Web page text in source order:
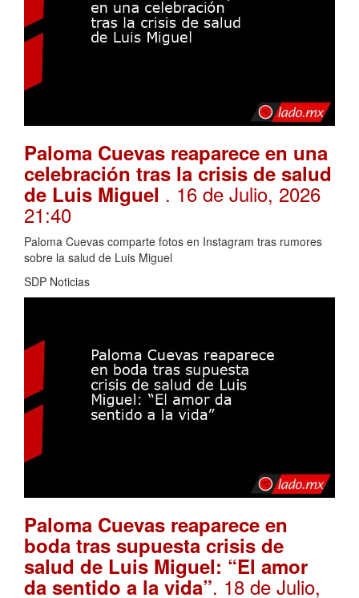
Paloma Cuevas reaparece en una
celebración tras la crisis de salud
de Luis Miguel . 16 de Julio, 2026
21:40
Paloma Cuevas comparte fotos en Instagram tras rumores
sobre la salud de Luis Miguel
SDP Noticias
Paloma Cuevas reaparece en
boda tras supuesta crisis de
salud de Luis Miguel: “El amor
da sentido a la vida”. 18 de Julio,